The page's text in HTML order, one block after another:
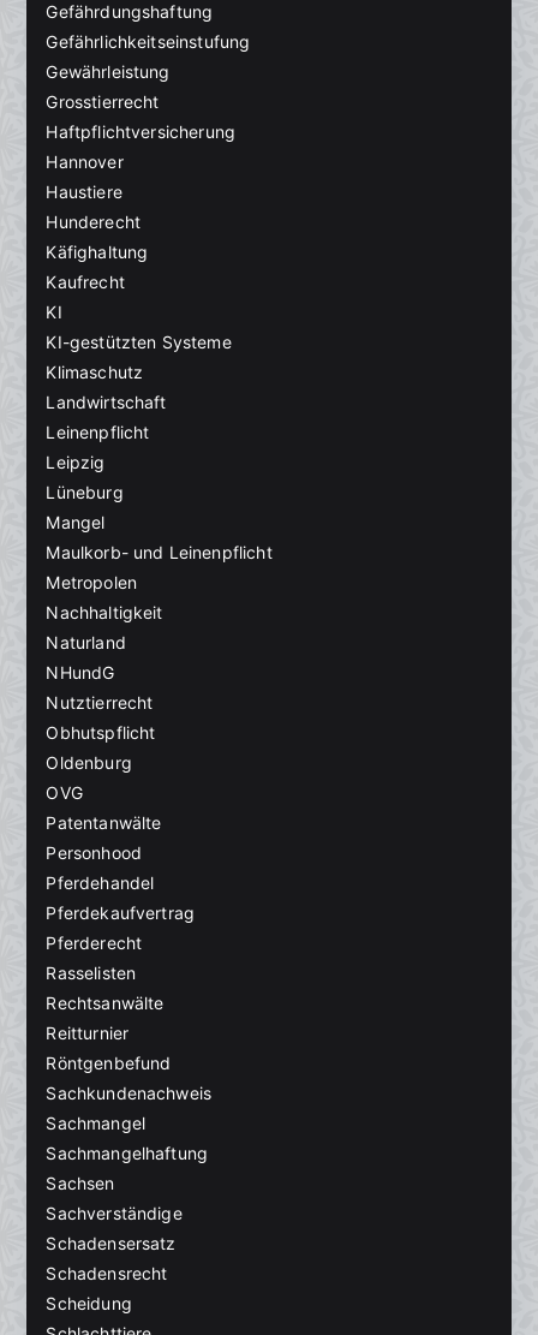
Gefährdungshaftung
Gefährlichkeitseinstufung
Gewährleistung
Grosstierrecht
Haftpflichtversicherung
Hannover
Haustiere
Hunderecht
Käfighaltung
Kaufrecht
KI
KI-gestützten Systeme
Klimaschutz
Landwirtschaft
Leinenpflicht
Leipzig
Lüneburg
Mangel
Maulkorb- und Leinenpflicht
Metropolen
Nachhaltigkeit
Naturland
NHundG
Nutztierrecht
Obhutspflicht
Oldenburg
OVG
Patentanwälte
Personhood
Pferdehandel
Pferdekaufvertrag
Pferderecht
Rasselisten
Rechtsanwälte
Reitturnier
Röntgenbefund
Sachkundenachweis
Sachmangel
Sachmangelhaftung
Sachsen
Sachverständige
Schadensersatz
Schadensrecht
Scheidung